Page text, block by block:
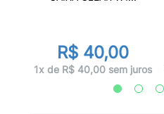
R$ 40,00
1x de R$ 40,00 sem juros